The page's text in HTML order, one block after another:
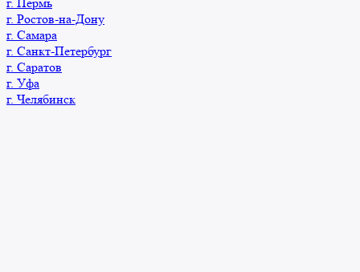
г. Ростов-на-Дону
г. Самара
г. Санкт-Петербург
г. Саратов
г. Уфа
г. Челябинск